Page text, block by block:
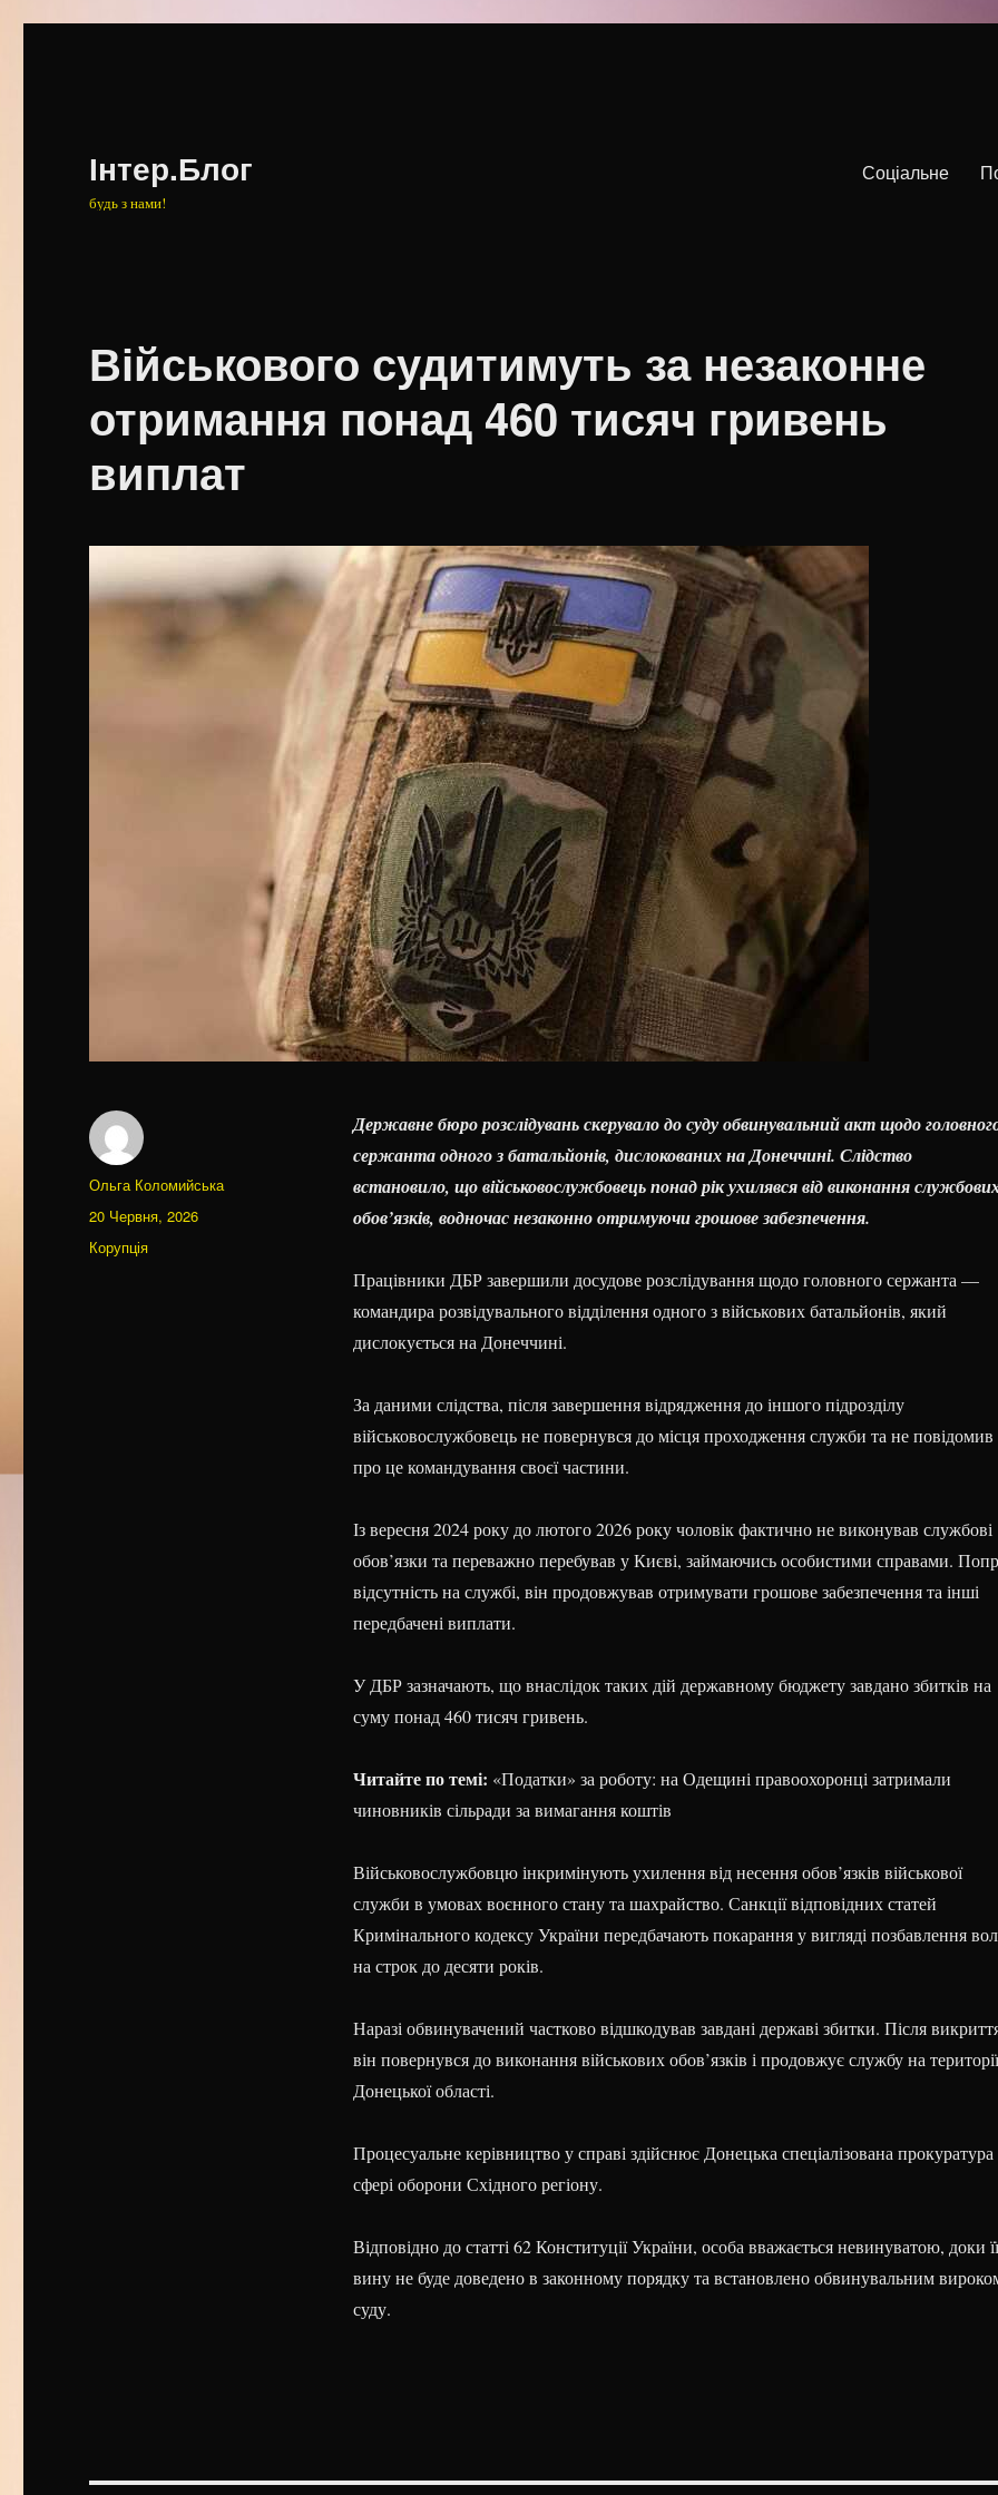
Інтер.Блог
будь з нами!
Соціальне
Військового судитимуть за незаконне
отримання понад 460 тисяч гривень
виплат
Державне бюро розслідувань скерувало до суду обвинувальний акт щодо
сержанта одного з батальйонів, дислокованих на Донеччині. Слідство
встановило, що військовослужбовець понад рік ухилявся від виконання
обов’язків, водночас незаконно отримуючи грошове забезпечення.
Працівники ДБР завершили досудове розслідування щодо головного сержанта —
командира розвідувального відділення одного з військових батальйонів, який
дислокується на Донеччині.
За даними слідства, після завершення відрядження до іншого підрозділу
військовослужбовець не повернувся до місця проходження служби та не повідомив
про це командування своєї частини.
Із вересня 2024 року до лютого 2026 року чоловік фактично не виконував службові
обов’язки та переважно перебував у Києві, займаючись особистими справами.
відсутність на службі, він продовжував отримувати грошове забезпечення та інші
передбачені виплати.
У ДБР зазначають, що внаслідок таких дій державному бюджету завдано збитків на
суму понад 460 тисяч гривень.
Читайте по темі: «Податки» за роботу: на Одещині правоохоронці затримали
чиновників сільради за вимагання коштів
Військовослужбовцю інкримінують ухилення від несення обов’язків військової
служби в умовах воєнного стану та шахрайство. Санкції відповідних статей
Кримінального кодексу України передбачають покарання у вигляді позбавлення
на строк до десяти років.
Наразі обвинувачений частково відшкодував завдані державі збитки. Після
він повернувся до виконання військових обов’язків і продовжує службу на території
Донецької області.
Процесуальне керівництво у справі здійснює Донецька спеціалізована прокуратура
сфері оборони Східного регіону.
Відповідно до статті 62 Конституції України, особа вважається невинуватою, доки її
вину не буде доведено в законному порядку та встановлено обвинувальним
суду.
Автор
Ольга Коломийська
Оприлюднено
20 Червня, 2026
Категорії
Корупція